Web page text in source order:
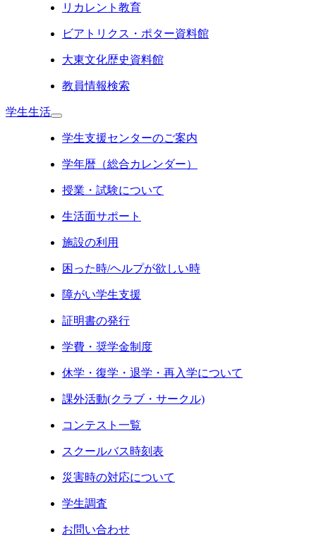
リカレント教育
ビアトリクス・ポター資料館
大東文化歴史資料館
教員情報検索
学生生活
学生支援センターのご案内
学年暦（総合カレンダー）
授業・試験について
生活面サポート
施設の利用
困った時/ヘルプが欲しい時
障がい学生支援
証明書の発行
学費・奨学金制度
休学・復学・退学・再入学について
課外活動(クラブ・サークル)
コンテスト一覧
スクールバス時刻表
災害時の対応について
学生調査
お問い合わせ